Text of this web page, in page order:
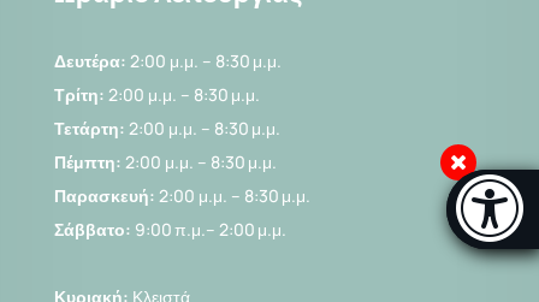
Μπάρα
Δευτέρα: 2:00 μ.μ. – 8:30 μ.μ.
Τρίτη: 2:00 μ.μ. – 8:30 μ.μ.
Τετάρτη: 2:00 μ.μ. – 8:30 μ.μ.
Πέμπτη: 2:00 μ.μ. – 8:30 μ.μ.
Παρασκευή: 2:00 μ.μ. – 8:30 μ.μ.
Σάββατο: 9:00 π.μ.– 2:00 μ.μ.
Κυριακή: Κλειστά